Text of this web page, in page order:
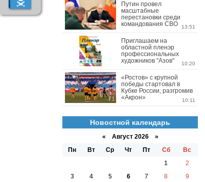
Путин провел
масштабные
перестановки среди
командования СВО
13:51
Приглашаем на
областной пленэр
профессиональных
художников "Азов"
10:20
«Ростов» с крупной
победы стартовал в
Кубке России, разгромив
«Акрон»
10:11
Новостной календарь
« Август 2026 »
Пн
Вт Ср Чт Пт Сб
Вс
1
2
3
4 5 6 7 8
9